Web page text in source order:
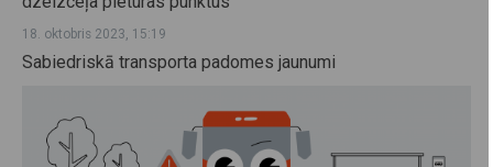
18. oktobris 2023, 15:19
Sabiedriskā transporta padomes jaunumi